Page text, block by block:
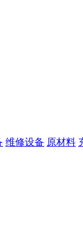
维修设备 原材料